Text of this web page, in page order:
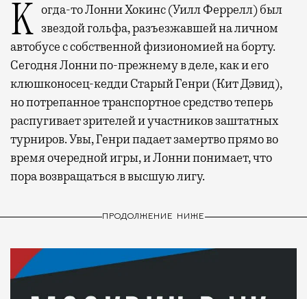
Когда-то Лонни Хокинс (Уилл Феррелл) был звездой гольфа, разъезжавшей на личном
автобусе с собственной физиономией на борту.
Сегодня Лонни по-прежнему в деле, как и его
клюшконосец-кедди Старый Генри (Кит Дэвид),
но потрепанное транспортное средство теперь
распугивает зрителей и участников заштатных
турниров. Увы, Генри падает замертво прямо во
время очередной игры, и Лонни понимает, что
пора возвращаться в высшую лигу.
ПРОДОЛЖЕНИЕ НИЖЕ